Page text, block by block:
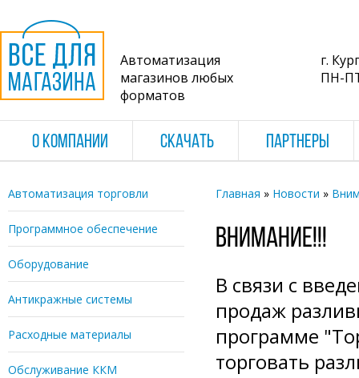
Автоматизация
магазинов любых
форматов
г.
ПН-
О КОМПАНИИ СКАЧАТЬ ПАРТНЕРЫ
Автоматизация торговли
Программное обеспечение
Оборудование
Антикражные системы
Расходные материалы
Обслуживание ККМ
Главная » Новости »
Внимание!!!
В связи с
продаж
программе
торговать